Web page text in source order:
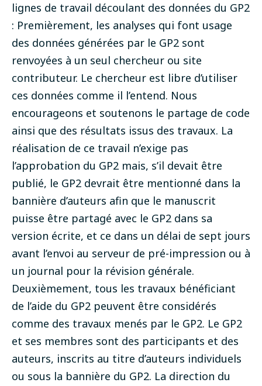
lignes de travail découlant des données du GP2
: Premièrement, les analyses qui font usage
des données générées par le GP2 sont
renvoyées à un seul chercheur ou site
contributeur. Le chercheur est libre d’utiliser
ces données comme il l’entend. Nous
encourageons et soutenons le partage de code
ainsi que des résultats issus des travaux. La
réalisation de ce travail n’exige pas
l’approbation du GP2 mais, s’il devait être
publié, le GP2 devrait être mentionné dans la
bannière d’auteurs afin que le manuscrit
puisse être partagé avec le GP2 dans sa
version écrite, et ce dans un délai de sept jours
avant l’envoi au serveur de pré-impression ou à
un journal pour la révision générale.
Deuxièmement, tous les travaux bénéficiant
de l’aide du GP2 peuvent être considérés
comme des travaux menés par le GP2. Le GP2
et ses membres sont des participants et des
auteurs, inscrits au titre d’auteurs individuels
ou sous la bannière du GP2. La direction du